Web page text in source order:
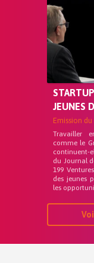
JEUNES
Emission du
Travailler
comme le
continuent-
du Journal
199
des jeunes
les